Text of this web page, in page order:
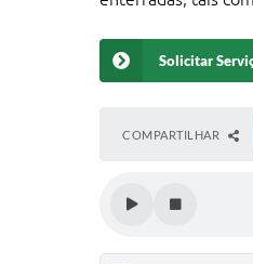
Solicitar
COMPARTILHAR